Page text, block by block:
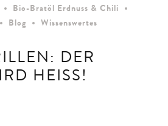
Bio-Bratöl Erdnuss & Chili
Blog Wissenswertes
DER
HEISS!